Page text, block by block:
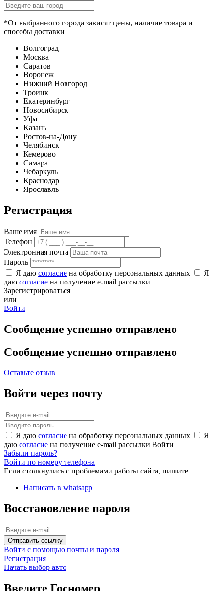
*От выбранного города зависят цены, наличие товара и
способы доставки
Волгоград
Москва
Саратов
Воронеж
Нижний Новгород
Троицк
Екатеринбург
Новосибирск
Уфа
Казань
Ростов-на-Дону
Челябинск
Кемерово
Самара
Чебаркуль
Краснодар
Ярославль
Регистрация
Ваше имя
Телефон
Электронная почта
Пароль
Я даю согласие на обработку персональных данных
Я
даю согласие на получение e-mail рассылки
Зарегистрироваться
или
Войти
Сообщение успешно отправлено
Сообщение успешно отправлено
Оставьте отзыв
Войти через почту
Я даю согласие на обработку персональных данных
Я
даю согласие на получение e-mail рассылки Войти
Забыли пароль?
Войти по номеру телефона
Если столкнулись с проблемами работы сайта, пишите
Написать в whatsapp
Восстановление пароля
Отправить ссылку
Войти с помощью почты и пароля
Регистрация
Начать выбор авто
Введите Госномер